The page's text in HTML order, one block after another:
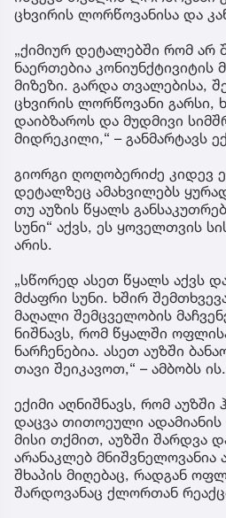
ცხვირის ლორწოვანისა და
„ქიმიურ დეტალებში რომ არ
ნაერთებია კონიუნქტივიტის
მიზეზი. გარდა თვალებისა,
ცხვირის ლორწოვანი გარსი,
დაიბზაროს და მუდმივი
მიდრეკილი,“ – განმარტავს
გიორგი ღოღობერიძე კიდევ
დეტალზეც ამახვილებს
თუ აუზის წყალს
სუნი“ აქვს, ეს ყოველთვის
არის.
„სწორედ ასეთ წყალს აქვს
მძაფრი სუნი. ხშირ
მაღალი შემცველობის
ნიშნავს, რომ წყალში
ნარჩენებია. ასეთ აუზში
თავი შეიკავოთ,“ – ამბობს ის.
ექიმი აღნიშნავს, რომ აუზში
დაცვა თითოეული ადამიანის
მისი თქმით, აუზში შარდვა
არანაკლებ მნიშვნელოვანია
შხაპის მიღებაც, რადგან
შარდოვანაც ქლორთან